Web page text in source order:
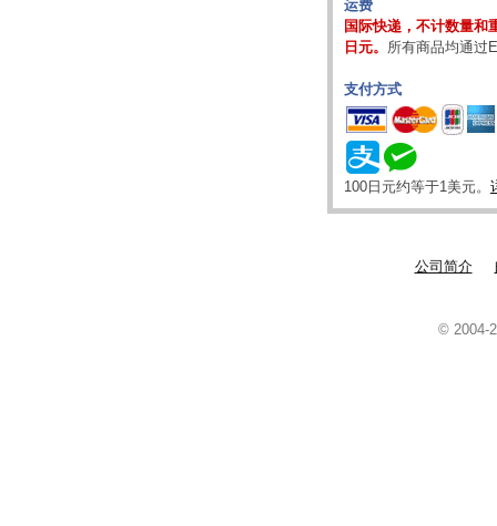
运费
国际快递，不计数量和
日元。 所有商品均通过
支付方式
100日元约等于1美元。
公司简介
© 2004-